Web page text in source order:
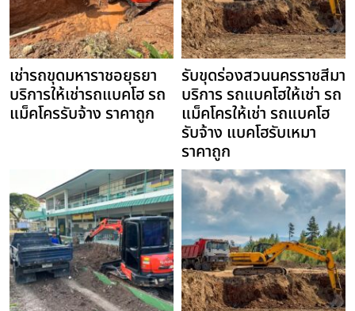
เช่ารถขุดมหาราชอยุธยา
บริการให้เช่ารถแบคโฮ รถ
แม็คโครรับจ้าง ราคาถูก
รับขุดร่องสวนนครราชสีมา
บริการ รถแบคโฮให้เช่า รถ
แม็คโครให้เช่า รถแบคโฮ
รับจ้าง แบคโฮรับเหมา
ราคาถูก